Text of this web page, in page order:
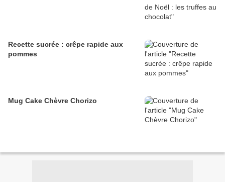
Recette sucrée : crêpe rapide aux
pommes
Mug Cake Chèvre Chorizo